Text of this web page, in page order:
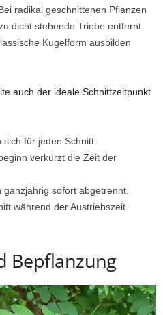
radikal geschnittenen Pflanzen
dicht stehende Triebe entfernt
Kugelform ausbilden
auch der ideale Schnittzeitpunkt
für jeden Schnitt.
verkürzt die Zeit der
sofort abgetrennt.
während der Austriebszeit
Bepflanzung